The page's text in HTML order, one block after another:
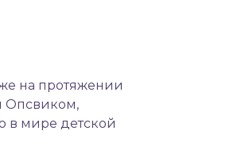
на протяжении
Опсвиком,
в мире детской